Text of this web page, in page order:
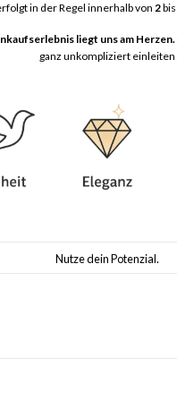
in der Regel innerhalb von 2bis
liegt uns am Herzen.
ganz unkompliziert einleiten
Nutze dein Potenzial.